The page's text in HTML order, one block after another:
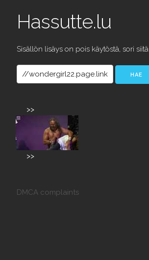
Hassutte.lu
Sisällön lisäys on pois käytöstä, sori siitä
>>
>>
DMCA complaints